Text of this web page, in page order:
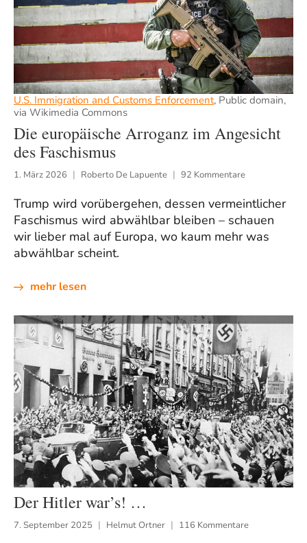
U.S. Immigration and Customs Enforcement, Public domain,
via Wikimedia Commons
Die europäische Arroganz im Angesicht
des Faschismus
1. März 2026 Roberto De Lapuente 92 Kommentare
Trump wird vorübergehen, dessen vermeintlicher
Faschismus wird abwählbar bleiben – schauen
wir lieber mal auf Europa, wo kaum mehr was
abwählbar scheint.
mehr lesen
Der Hitler war’s! …
7. September 2025 Helmut Ortner 116 Kommentare